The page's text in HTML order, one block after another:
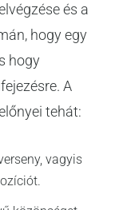
és a
hogy egy
hogy
A
tehát:
vagyis